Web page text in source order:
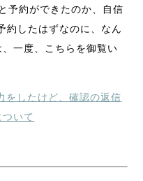
予約ができたのか、自信
約したはずなのに、なん
一度、こちらを御覧い
をしたけど、確認の返信
いて